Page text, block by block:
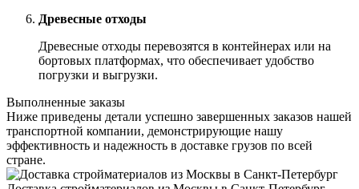
Древесные отходы
Древесные отходы перевозятся в контейнерах или на
бортовых платформах, что обеспечивает удобство
погрузки и выгрузки.
Выполненные заказы
Ниже приведены детали успешно завершенных заказов нашей
транспортной компании, демонстрирующие нашу
эффективность и надежность в доставке грузов по всей
стране.